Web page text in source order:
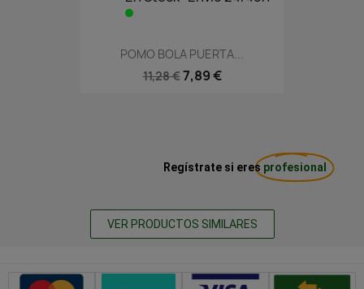
POMO BOLA PUERTA...
11,28 €7,89 €
Regístrate si eres profesional
VER PRODUCTOS SIMILARES
Métodos de pago seguros